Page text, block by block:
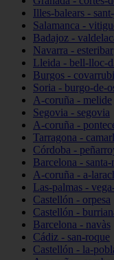
Illes-balears -
Salamanca -
Badajoz -
Navarra - esteribar
Lleida - bell-lloc-
Burgos -
Soria - burgo-de-
A-coruña - melide
Segovia - segovia
A-coruña -
Tarragona -
Córdoba -
Barcelona -
A-coruña - a-
Las-palmas -
Castellón - orpesa
Castellón -
Barcelona - navàs
Cádiz - san-roque
Castellón - la-